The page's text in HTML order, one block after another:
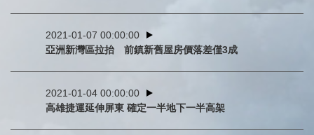
2021-01-07 00:00:00
亞洲新灣區拉抬 前鎮新舊屋房價落差僅3成
2021-01-04 00:00:00
高雄捷運延伸屏東 確定一半地下一半高架